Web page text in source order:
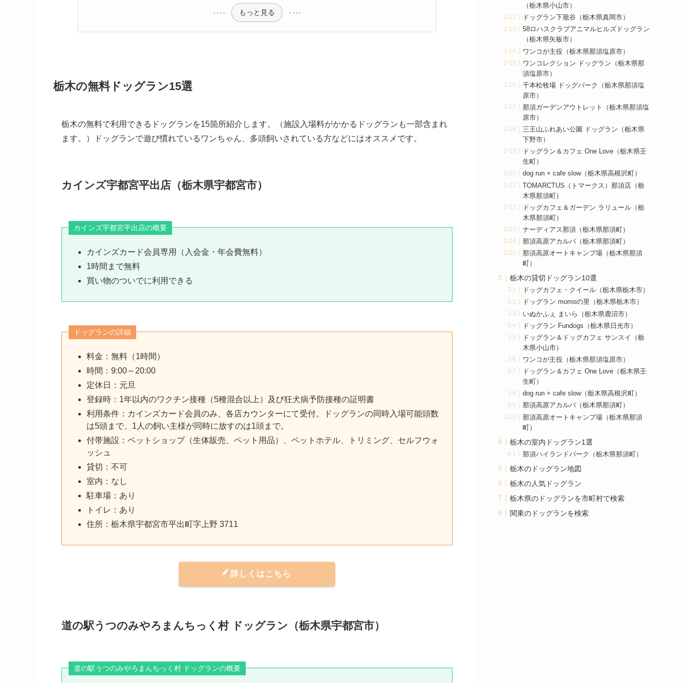
もっと見る
栃木の無料ドッグラン15選
栃木の無料で利用できるドッグランを15箇所紹介します。（施設入場料がかかるドッグランも一部含まれ
ます。）ドッグランで遊び慣れているワンちゃん、多頭飼いされている方などにはオススメです。
カインズ宇都宮平出店（栃木県宇都宮市）
カインズ宇都宮平出店の概要
カインズカード会員専用（入会金・年会費無料）
1時間まで無料
買い物のついでに利用できる
ドッグランの詳細
料金：無料（1時間）
時間：9:00～20:00
定休日：元旦
登録時：1年以内のワクチン接種（5種混合以上）及び狂犬病予防接種の証明書
利用条件：カインズカード会員のみ、各店カウンターにて受付。ドッグランの同時入場可能頭数
は5頭まで、1人の飼い主様が同時に放すのは1頭まで。
付帯施設：ペットショップ（生体販売、ペット用品）、ペットホテル、トリミング、セルフウォ
ッシュ
貸切：不可
室内：なし
駐車場：あり
トイレ：あり
住所：栃木県宇都宮市平出町字上野 3711
詳しくはこちら
道の駅うつのみやろまんちっく村 ドッグラン（栃木県宇都宮市）
道の駅うつのみやろまんちっく村 ドッグランの概要
（栃木県小山市）
ドッグラン下籠谷（栃木県真岡市）
58ロハスクラブアニマルヒルズドッグラン
（栃木県矢板市）
ワンコが主役（栃木県那須塩原市）
ワンコレクション ドッグラン（栃木県那
須塩原市）
千本松牧場 ドッグパーク（栃木県那須塩
原市）
那須ガーデンアウトレット（栃木県那須塩
原市）
三王山ふれあい公園 ドッグラン（栃木県
下野市）
ドッグラン＆カフェ One Love（栃木県壬
生町）
dog run + cafe slow（栃木県高根沢町）
TOMARCTUS（トマークス）那須店（栃
木県那須町）
ドッグカフェ＆ガーデン ラリュール（栃
木県那須町）
ナーディアス那須（栃木県那須町）
那須高原アカルパ（栃木県那須町）
那須高原オートキャンプ場（栃木県那須
町）
栃木の貸切ドッグラン10選
ドッグカフェ・クイール（栃木県栃木市）
ドッグラン momoの里（栃木県栃木市）
いぬかふぇ まいら（栃木県鹿沼市）
ドッグラン Fundogs（栃木県日光市）
ドッグラン＆ドッグカフェ サンスイ（栃
木県小山市）
ワンコが主役（栃木県那須塩原市）
ドッグラン＆カフェ One Love（栃木県壬
生町）
dog run + cafe slow（栃木県高根沢町）
那須高原アカルパ（栃木県那須町）
那須高原オートキャンプ場（栃木県那須
町）
栃木の室内ドッグラン1選
那須ハイランドパーク（栃木県那須町）
栃木のドッグラン地図
栃木の人気ドッグラン
栃木県のドッグランを市町村で検索
関東のドッグランを検索